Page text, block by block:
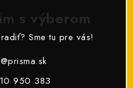
s výberom
Sme tu pre vás!
@prisma.sk
950 383